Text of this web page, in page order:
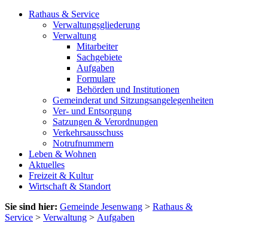
Rathaus & Service
Verwaltungsgliederung
Verwaltung
Mitarbeiter
Sachgebiete
Aufgaben
Formulare
Behörden und Institutionen
Gemeinderat und Sitzungsangelegenheiten
Ver- und Entsorgung
Satzungen & Verordnungen
Verkehrsausschuss
Notrufnummern
Leben & Wohnen
Aktuelles
Freizeit & Kultur
Wirtschaft & Standort
Sie sind hier: Gemeinde Jesenwang > Rathaus &
Service > Verwaltung > Aufgaben